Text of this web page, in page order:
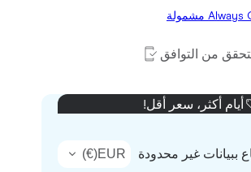
من التوافق
أكثر، سعر أقل!
غير محدودة EUR
€
)